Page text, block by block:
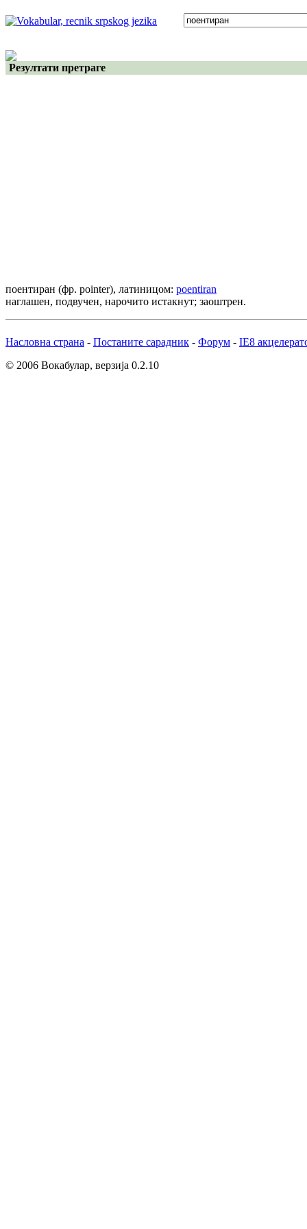
Резултати претраге
поентиран (фр. pointer), латиницом: poentiran
наглашен, подвучен, нарочито истакнут; заоштрен.
Насловна страна - Постаните сарадник - Форум - IE8
© 2006 Вокабулар, верзија 0.2.10